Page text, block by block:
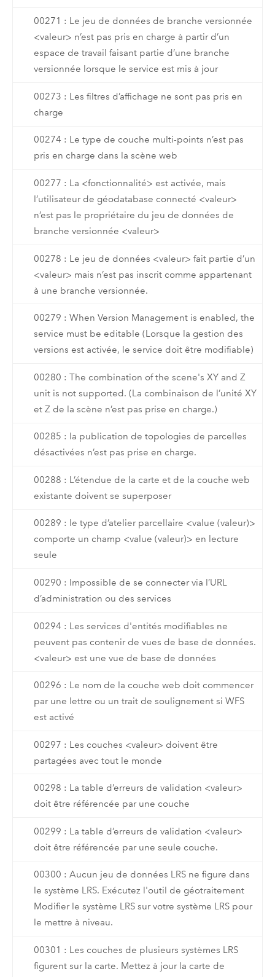
00271 : Le jeu de données de branche versionnée
<valeur> n’est pas pris en charge à partir d’un
espace de travail faisant partie d’une branche
versionnée lorsque le service est mis à jour
00273 : Les filtres d’affichage ne sont pas pris en
charge
00274 : Le type de couche multi-points n’est pas
pris en charge dans la scène web
00277 : La <fonctionnalité> est activée, mais
l’utilisateur de géodatabase connecté <valeur>
n’est pas le propriétaire du jeu de données de
branche versionnée <valeur>
00278 : Le jeu de données <valeur> fait partie d’un
<valeur> mais n’est pas inscrit comme appartenant
à une branche versionnée.
00279 : When Version Management is enabled, the
service must be editable (Lorsque la gestion des
versions est activée, le service doit être modifiable)
00280 : The combination of the scene's XY and Z
unit is not supported. (La combinaison de l’unité XY
et Z de la scène n’est pas prise en charge.)
00285 : la publication de topologies de parcelles
désactivées n’est pas prise en charge.
00288 : L’étendue de la carte et de la couche web
existante doivent se superposer
00289 : le type d’atelier parcellaire <value (valeur)>
comporte un champ <value (valeur)> en lecture
seule
00290 : Impossible de se connecter via l’URL
d’administration ou des services
00294 : Les services d'entités modifiables ne
peuvent pas contenir de vues de base de données.
<valeur> est une vue de base de données
00296 : Le nom de la couche web doit commencer
par une lettre ou un trait de soulignement si WFS
est activé
00297 : Les couches <valeur> doivent être
partagées avec tout le monde
00298 : La table d’erreurs de validation <valeur>
doit être référencée par une couche
00299 : La table d’erreurs de validation <valeur>
doit être référencée par une seule couche.
00300 : Aucun jeu de données LRS ne figure dans
le système LRS. Exécutez l'outil de géotraitement
Modifier le système LRS sur votre système LRS pour
le mettre à niveau.
00301 : Les couches de plusieurs systèmes LRS
figurent sur la carte. Mettez à jour la carte de